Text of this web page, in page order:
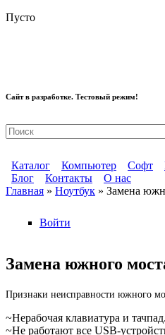
Перейти к основному
Пусто
Сайт в разработке. Тестовый режим!
Главное меню
Каталог Компьютер Софт
Дополнительное
Блог Контакты О нас
Главная » Ноутбук » Замена
Войти
Замена южного
Признаки неисправности южного
~Нерабочая клавиатура и тачпад.
~Не работают все USB-